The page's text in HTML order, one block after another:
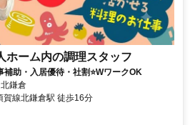
ホーム内の調理スタッフ
補助・入居優待・社割⭐WワークOK
鎌倉
賀線北鎌倉駅 徒歩16分